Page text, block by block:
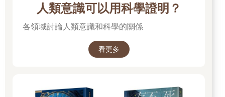
人類意識可以用科學證明？
各領域討論人類意識和科學的關係
看更多